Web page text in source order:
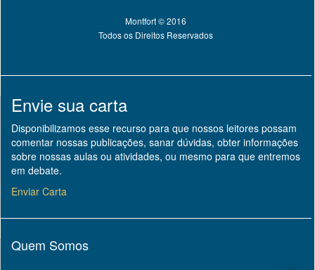
Montfort © 2016
Todos os Direitos Reservados
Envie sua carta
Disponibilizamos esse recurso para que nossos leitores possam
comentar nossas publicações, sanar dúvidas, obter informações
sobre nossas aulas ou atividades, ou mesmo para que entremos
em debate.
Enviar Carta
Quem Somos